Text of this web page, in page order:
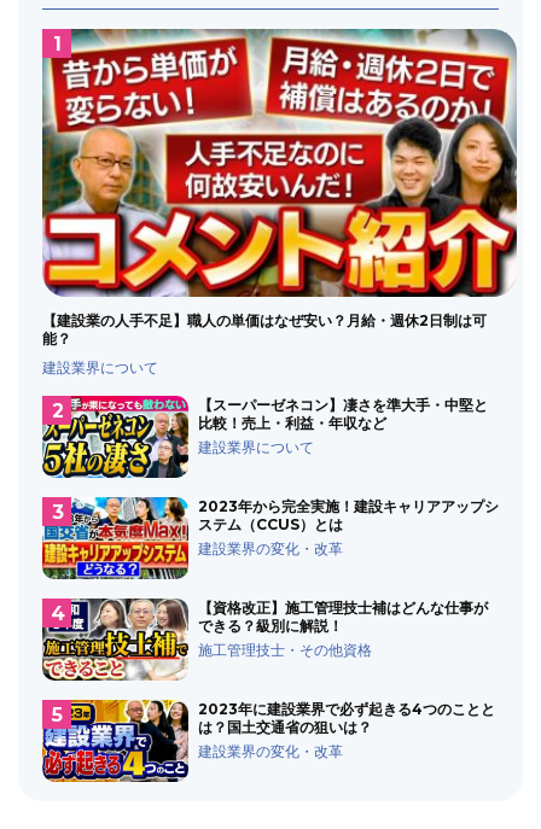
【建設業の人手不足】職人の単価はなぜ安い？月給・週休2日制は可
能？
建設業界について
【スーパーゼネコン】凄さを準大手・中堅と
比較！売上・利益・年収など
建設業界について
2023年から完全実施！建設キャリアアップシ
ステム（CCUS）とは
建設業界の変化・改革
【資格改正】施工管理技士補はどんな仕事が
できる？級別に解説！
施工管理技士・その他資格
2023年に建設業界で必ず起きる4つのことと
は？国土交通省の狙いは？
建設業界の変化・改革